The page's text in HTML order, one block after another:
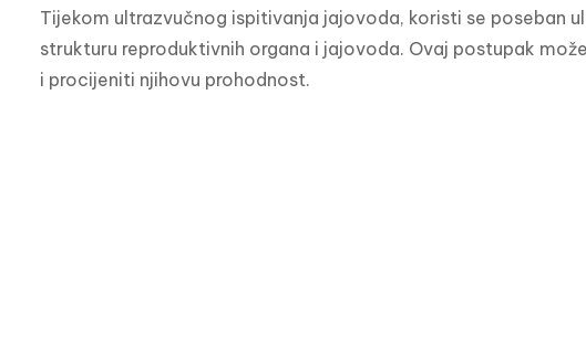
Tijekom ultrazvučnog ispitivanja jajovoda, koristi se poseban
strukturu reproduktivnih organa i jajovoda. Ovaj postupak
i procijeniti njihovu prohodnost.